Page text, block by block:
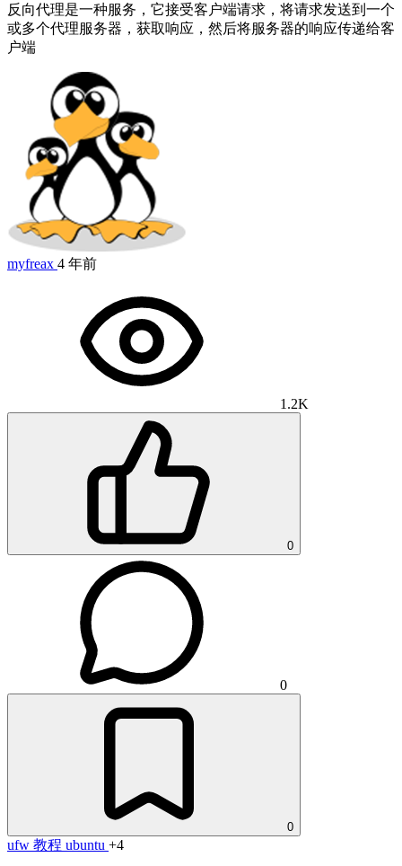
反向代理是一种服务，它接受客户端请求，将请求发送到一个
或多个代理服务器，获取响应，然后将服务器的响应传递给客
户端
myfreax 4 年前
1.2K
0
0
0
ufw 教程 ubuntu +4